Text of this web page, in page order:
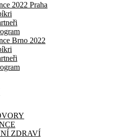
2022 Praha
Brno 2022
ZDRAVÍ